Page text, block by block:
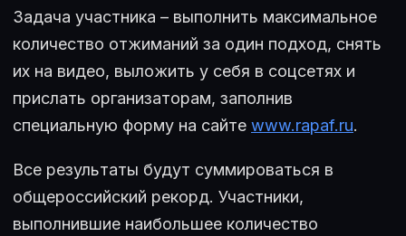
Задача участника – выполнить максимальное
количество отжиманий за один подход, снять
их на видео, выложить у себя в соцсетях и
прислать организаторам, заполнив
специальную форму на сайте www.rapaf.ru.
Все результаты будут суммироваться в
общероссийский рекорд. Участники,
выполнившие наибольшее количество